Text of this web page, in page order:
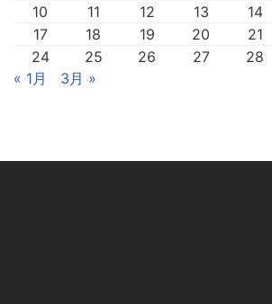
10
11 12 13 14
17
18 19 20 21
24
25 26 27
28
« 1月
3月 »